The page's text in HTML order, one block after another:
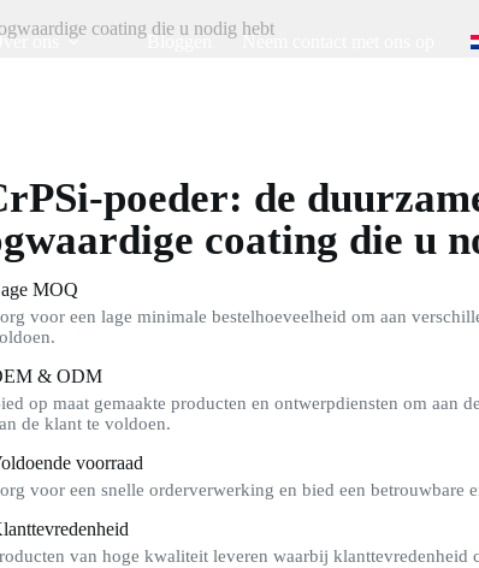
ons Bloggen Neem contact met ons op
coating die u nodig hebt
poeder: de
coating die u
MOQ
voor een lage minimale bestelhoeveelheid om aan
& ODM
op maat gemaakte producten en ontwerpdiensten om aan
de klant te voldoen.
voorraad
voor een snelle orderverwerking en bied een betrouwbare
van hoge kwaliteit leveren waarbij klanttevredenheid